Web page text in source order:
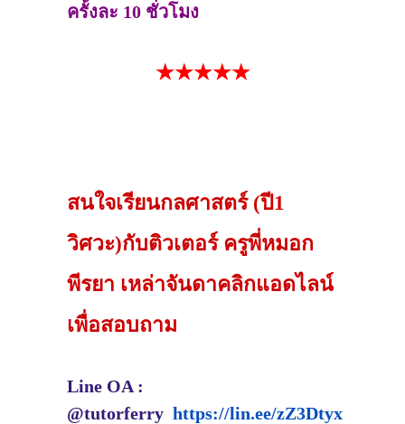
ครั้งละ 10 ชั่วโมง
★★★★★
สนใจเรียนกลศาสตร์ (ปี1
วิศวะ)กับติวเตอร์ ครูพี่หมอก
พีรยา เหล่าจันดาคลิกแอดไลน์
เพื่อสอบถาม
Line OA :
@tutorferry https://lin.ee/zZ3Dtyx